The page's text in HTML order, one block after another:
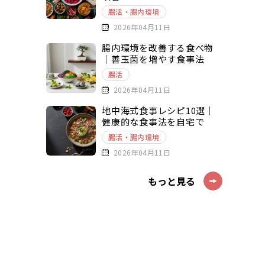
腸活・腸内環境
2026年04月11日
腸内環境を改善する食べ物
｜善玉菌を増やす食事法
腸活
2026年04月11日
地中海式食事レシピ10選｜
健康的な食事法を自宅で
腸活・腸内環境
2026年04月11日
もっと見る